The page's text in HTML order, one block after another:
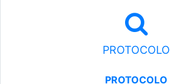
PROTOCOLO
PROTOCOLO